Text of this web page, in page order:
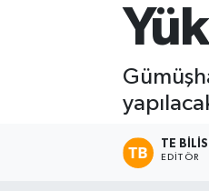
TE
EDITÖR
Süper Lig Puan
Son Dakika Haberleri
Haber Arşivi